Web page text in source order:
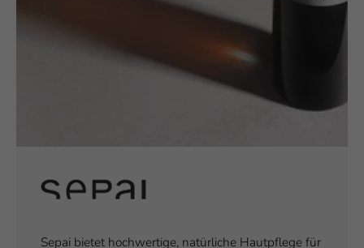
Sepai bietet hochwertige, natürliche Hautpflege für